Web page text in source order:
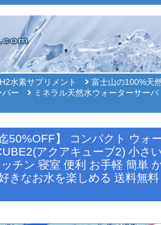
H2水素サプリメント
富士山の100%天
バー
ミネラル天然水ウォーターサーバ
50%OFF】 コンパクト ウォ
アクアキューブ2) 小さ
チン 寝室 便利 お手軽 簡単
きなお水を楽しめる 送料無